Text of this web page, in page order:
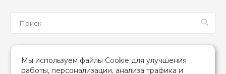
Мы используем файлы Cookie для улучшения
работы, персонализации, анализа трафика и